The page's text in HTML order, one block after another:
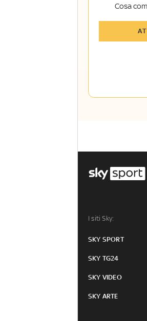
Cosa
Sky TG24
I siti Sky:
SKY SPORT
SKY TG24
SKY VIDEO
SKY ARTE